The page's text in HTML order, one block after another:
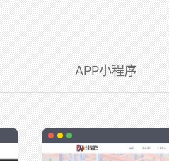
APP小程序